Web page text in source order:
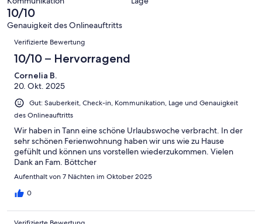
Gut
6
-
Okay
von
4
eine
Bewertung
10/10
Genauigkeit des Onlineauftritts
Bewertungen
Verifizierte Bewertung
10/10 – Hervorragend
Cornelia B.
20. Okt. 2025
Gut: Sauberkeit, Check-in, Kommunikation, Lage und Genauigkeit
des Onlineauftritts
Wir haben in Tann eine schöne Urlaubswoche verbracht. In der
sehr schönen Ferienwohnung haben wir uns wie zu Hause
gefühlt und können uns vorstellen wiederzukommen. Vielen
Dank an Fam. Böttcher
Aufenthalt von 7 Nächten im Oktober 2025
0